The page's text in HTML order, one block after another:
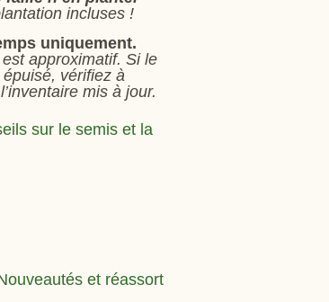
incluses !
uniquement.
approximatif. Si le
vérifiez à
mis à jour.
sur le semis et la
et réassort